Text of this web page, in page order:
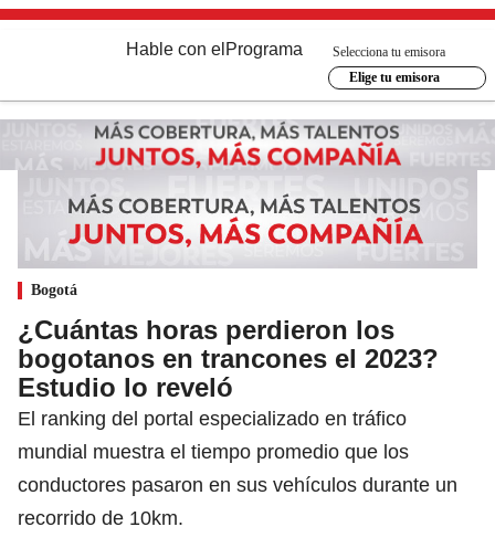
Hable con el Programa
Selecciona tu emisora
Elige tu emisora
Bogotá
¿Cuántas horas perdieron los
bogotanos en trancones el 2023?
Estudio lo reveló
El ranking del portal especializado en tráfico
mundial muestra el tiempo promedio que los
conductores pasaron en sus vehículos durante un
recorrido de 10km.